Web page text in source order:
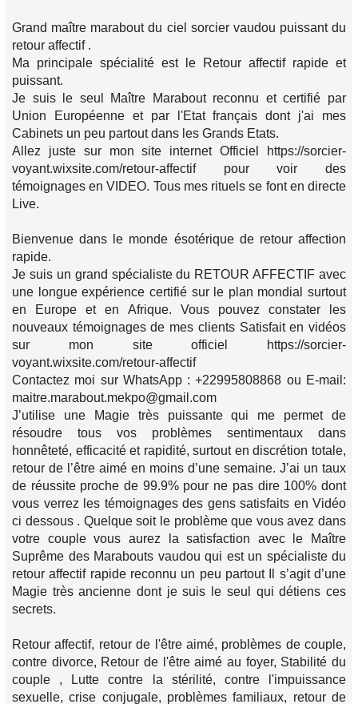
Grand maître marabout du ciel sorcier vaudou puissant du
retour affectif .
Ma principale spécialité est le Retour affectif rapide et
puissant.
Je suis le seul Maître Marabout reconnu et certifié par
Union Européenne et par l'Etat français dont j'ai mes
Cabinets un peu partout dans les Grands Etats.
Allez juste sur mon site internet Officiel https://sorcier-
voyant.wixsite.com/retour-affectif pour voir des
témoignages en VIDEO. Tous mes rituels se font en directe
Live.
Bienvenue dans le monde ésotérique de retour affection
rapide.
Je suis un grand spécialiste du RETOUR AFFECTIF avec
une longue expérience certifié sur le plan mondial surtout
en Europe et en Afrique. Vous pouvez constater les
nouveaux témoignages de mes clients Satisfait en vidéos
sur mon site officiel https://sorcier-
voyant.wixsite.com/retour-affectif
Contactez moi sur WhatsApp : +22995808868 ou E-mail:
maitre.marabout.mekpo@gmail.com
J’utilise une Magie très puissante qui me permet de
résoudre tous vos problèmes sentimentaux dans
honnêteté, efficacité et rapidité, surtout en discrétion totale,
retour de l’être aimé en moins d’une semaine. J’ai un taux
de réussite proche de 99.9% pour ne pas dire 100% dont
vous verrez les témoignages des gens satisfaits en Vidéo
ci dessous . Quelque soit le problème que vous avez dans
votre couple vous aurez la satisfaction avec le Maître
Suprême des Marabouts vaudou qui est un spécialiste du
retour affectif rapide reconnu un peu partout Il s’agit d’une
Magie très ancienne dont je suis le seul qui détiens ces
secrets.
Retour affectif, retour de l'être aimé, problèmes de couple,
contre divorce, Retour de l'être aimé au foyer, Stabilité du
couple , Lutte contre la stérilité, contre l'impuissance
sexuelle, crise conjugale, problèmes familiaux, retour de